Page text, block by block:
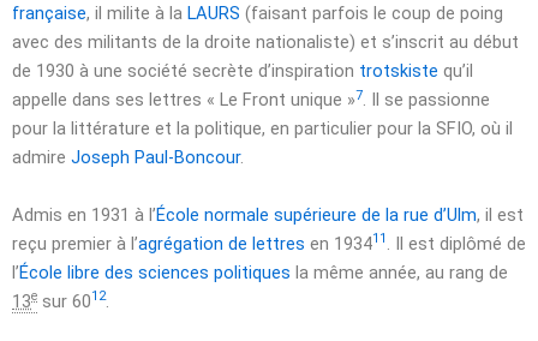
française, il milite à la LAURS (faisant parfois le coup de poing
avec des militants de la droite nationaliste) et s’inscrit au début
de 1930 à une société secrète d’inspiration trotskiste qu’il
appelle dans ses lettres « Le Front unique »7. Il se passionne
pour la littérature et la politique, en particulier pour la SFIO, où il
admire Joseph Paul-Boncour.
Admis en 1931 à l’École normale supérieure de la rue d’Ulm, il est
reçu premier à l’agrégation de lettres en 193411 . Il est diplômé de
l’École libre des sciences politiques la même année, au rang de
13e sur 6012.